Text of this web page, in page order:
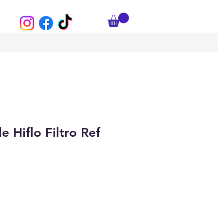
Hiflo Filtro Ref